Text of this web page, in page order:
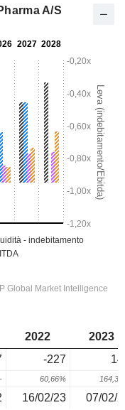
A/S
2022
2023
-227
- 60,66%
16/02/23 07/02/